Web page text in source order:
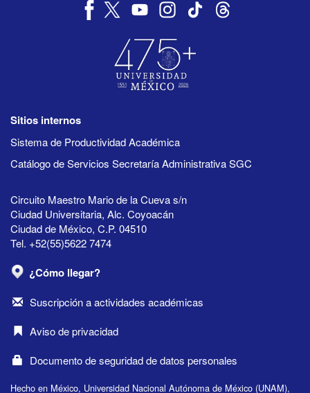
Sitios internos
Sistema de Productividad Académica
Catálogo de Servicios Secretaría Administrativa SGC
Circuito Maestro Mario de la Cueva s/n
Ciudad Universitaria, Alc. Coyoacán
Ciudad de México, C.P. 04510
Tel. +52(55)5622 7474
¿Cómo llegar?
Suscripción a actividades académicas
Aviso de privacidad
Documento de seguridad de datos personales
Hecho en México, Universidad Nacional Autónoma de México (UNAM),